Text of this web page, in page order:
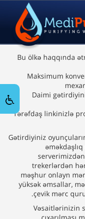
1xbet
200 ödəniş
Daimi gətirdiyiniz
alın Bu ölkə
Bu ölkə haqqında
Maksimum
Daimi
Tərəfdaş linkinizlə
Gətirdiyiniz
trekerlərdən
məşhur onlayn
yüksək əmsallar,
çevik mərc
Vəsaitlərinizin